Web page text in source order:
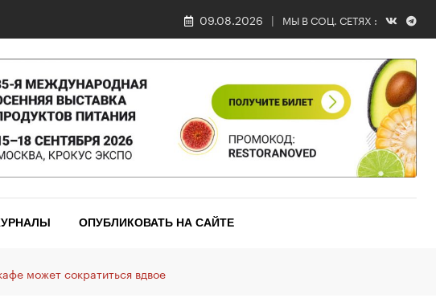
09.08.2026 МЫ В СОЦ. СЕТЯХ :
ОПУБЛИКОВАТЬ НА САЙТЕ
может сократиться вдвое